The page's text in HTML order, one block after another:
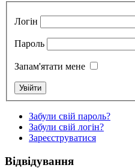
Логін
Пароль
Запам'ятати мене
Забули свій пароль?
Забули свій логін?
Зареєструватися
Відвідування